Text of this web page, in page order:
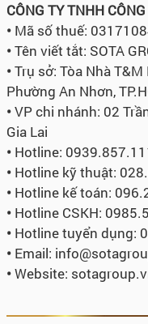
CÔNG TY TNHH
• Mã số thuế:
•Tên viết tắt: SOTA
•Trụ sở: Tòa Nhà
Phường An Nhơn,
•VP chi nhánh: 02
Gia Lai
• Hotline:
• Hotline kỹ thuật:
• Hotline kế toán:
• Hotline CSKH:
• Hotline tuyển dụng:
• Email:
•Website: